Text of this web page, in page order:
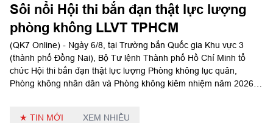
Sôi nổi Hội thi bắn đạn thật lực lượng
phòng không LLVT TPHCM
(QK7 Online) - Ngày 6/8, tại Trường bắn Quốc gia Khu vực 3
(thành phố Đồng Nai), Bộ Tư lệnh Thành phố Hồ Chí Minh tổ
chức Hội thi bắn đạn thật lực lượng Phòng không lục quân,
Phòng không nhân dân và Phòng không kiêm nhiệm năm 2026.
★ TIN MỚI
XEM NHIỀU